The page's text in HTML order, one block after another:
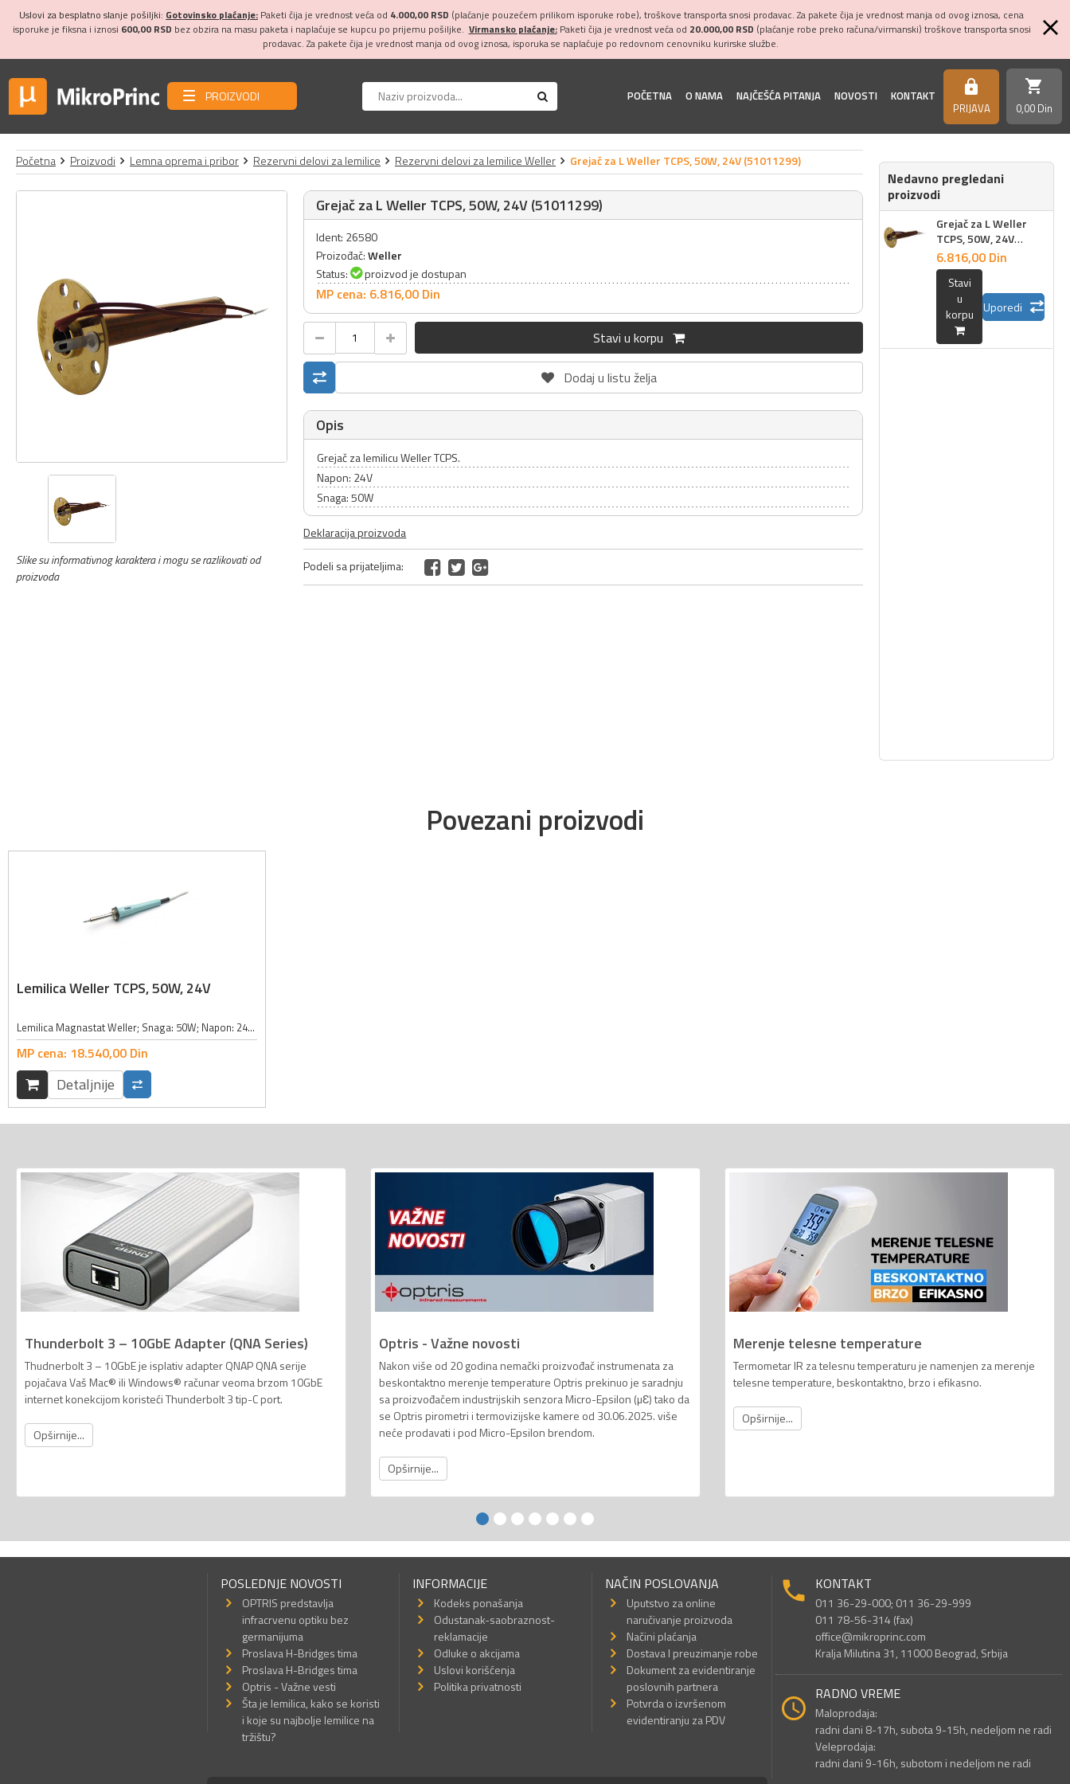
Uslovi za besplatno slanje pošiljki: Gotovinsko plaćanje: Paketi čija je vrednost veća od 4.000,00 RSD (plaćanje pouzećem prilikom isporuke robe), troškove transporta snosi prodavac. Za pakete čija je vrednost manja od ovog iznosa, cena
isporuke je fiksna i iznosi 600,00 RSD bez obzira na masu paketa i naplaćuje se kupcu po prijemu pošiljke. Virmansko plaćanje:Paketi čija je vrednost veća od 20.000,00 RSD (plaćanje robe preko računa/virmanski) troškove transporta snosi
prodavac. Za pakete čija je vrednost manja od ovog iznosa, isporuka se naplaćuje po redovnom cenovniku kurirske službe.
PROIZVODI POČETNA O NAMA NAJČEŠĆA PITANJA NOVOSTI KONTAKT https
PRIJAVA
shopping_cart
0,00 Din
Početna Proizvodi Lemna oprema i pribor Rezervni delovi za lemilice Rezervni delovi za lemilice Weller Grejač za L Weller TCPS, 50W, 24V (51011299)
Slike su informativnog karaktera i mogu se razlikovati od
proizvoda
Grejač za L Weller TCPS, 50W, 24V (51011299)
Ident: 26580
Proizođač:Weller
Status:
proizvod je dostupan
MP cena: 6.816,00 Din
Stavi u korpu
Dodaj u listu želja
Opis
Grejač za lemilicu Weller TCPS.
Napon: 24V
Snaga: 50W
Deklaracija proizvoda
Podeli sa prijateljima:
Nedavno pregledani
proizvodi
Grejač za L Weller
TCPS, 50W, 24V
(51011299)
6.816,00 Din
Stavi
u
korpu
Uporedi
Povezani proizvodi
Lemilica Weller TCPS, 50W, 24V
Lemilica Magnastat Weller; Snaga: 50W; Napon: 24V; Temperatura: zavisi od vrha koji koristite; Vrhovi: PT serija i LT serija; Napomena: Lemilice TCPS se od sada isporučuju sa LT vrhovima i adapterom vrha. Za korišćenje starijih PT...
MP cena: 18.540,00 Din
Detaljnije
Thunderbolt 3 – 10GbE Adapter (QNA Series)
Thudnerbolt 3 – 10GbE je isplativ adapter QNAP QNA serije
pojačava Vaš Mac® ili Windows® računar veoma brzom 10GbE
internet konekcijom koristeći Thunderbolt 3 tip-C port.
Opširnije...
Optris - Važne novosti
Nakon više od 20 godina nemački proizvođač instrumenata za
beskontaktno merenje temperature Optris prekinuo je saradnju
sa proizvođačem industrijskih senzora Micro-Epsilon (µƐ) tako da
se Optris pirometri i termovizijske kamere od 30.06.2025. više
neće prodavati i pod Micro-Epsilon brendom.
Opširnije...
Merenje telesne temperature
Termometar IR za telesnu temperaturu je namenjen za merenje
telesne temperature, beskontaktno, brzo i efikasno.
Opširnije...
POSLEDNJE NOVOSTI
OPTRIS predstavlja
infracrvenu optiku bez
germanijuma
Proslava H-Bridges tima
Proslava H-Bridges tima
Optris - Važne vesti
Šta je lemilica, kako se koristi
i koje su najbolje lemilice na
tržištu?
INFORMACIJE
Kodeks ponašanja
Odustanak-saobraznost-
reklamacije
Odluke o akcijama
Uslovi korišćenja
Politika privatnosti
NAČIN POSLOVANJA
Uputstvo za online
naručivanje proizvoda
Načini plaćanja
Dostava I preuzimanje robe
Dokument za evidentiranje
poslovnih partnera
Potvrda o izvršenom
evidentiranju za PDV
KONTAKT
011 36-29-000; 011 36-29-999
011 78-56-314 (fax)
office@mikroprinc.com
Kralja Milutina 31, 11000 Beograd, Srbija
RADNO VREME
Maloprodaja:
radni dani 8-17h, subota 9-15h, nedeljom ne radi
Veleprodaja:
radni dani 9-16h, subotom i nedeljom ne radi